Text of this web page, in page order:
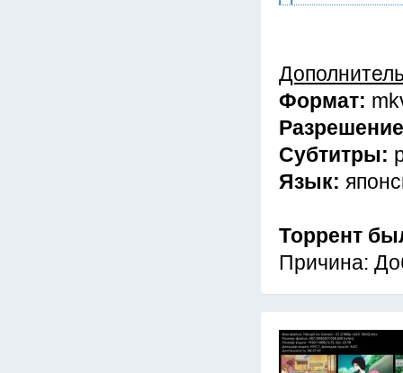
Формат:
Субтитры:
Язык:
Торрент
Причина: